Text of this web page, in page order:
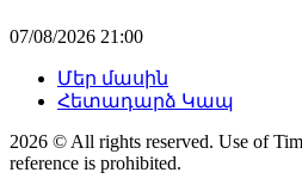
07/08/2026 21:00
Մեր մասին
Հետադարձ Կապ
2026 © All rights reserved. Use of
reference is prohibited.